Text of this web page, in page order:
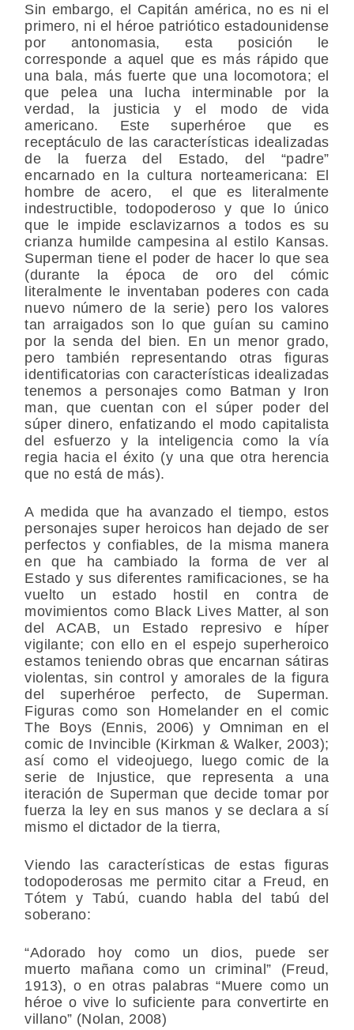
Sin embargo, el Capitán américa, no es ni el
primero, ni el héroe patriótico estadounidense
por antonomasia, esta posición le
corresponde a aquel que es más rápido que
una bala, más fuerte que una locomotora; el
que pelea una lucha interminable por la
verdad, la justicia y el modo de vida
americano. Este superhéroe que es
receptáculo de las características idealizadas
de la fuerza del Estado, del “padre”
encarnado en la cultura norteamericana: El
hombre de acero, el que es literalmente
indestructible, todopoderoso y que lo único
que le impide esclavizarnos a todos es su
crianza humilde campesina al estilo Kansas.
Superman tiene el poder de hacer lo que sea
(durante la época de oro del cómic
literalmente le inventaban poderes con cada
nuevo número de la serie) pero los valores
tan arraigados son lo que guían su camino
por la senda del bien. En un menor grado,
pero también representando otras figuras
identificatorias con características idealizadas
tenemos a personajes como Batman y Iron
man, que cuentan con el súper poder del
súper dinero, enfatizando el modo capitalista
del esfuerzo y la inteligencia como la vía
regia hacia el éxito (y una que otra herencia
que no está de más).
A medida que ha avanzado el tiempo, estos
personajes super heroicos han dejado de ser
perfectos y confiables, de la misma manera
en que ha cambiado la forma de ver al
Estado y sus diferentes ramificaciones, se ha
vuelto un estado hostil en contra de
movimientos como Black Lives Matter, al son
del ACAB, un Estado represivo e híper
vigilante; con ello en el espejo superheroico
estamos teniendo obras que encarnan sátiras
violentas, sin control y amorales de la figura
del superhéroe perfecto, de Superman.
Figuras como son Homelander en el comic
The Boys (Ennis, 2006) y Omniman en el
comic de Invincible (Kirkman & Walker, 2003);
así como el videojuego, luego comic de la
serie de Injustice, que representa a una
iteración de Superman que decide tomar por
fuerza la ley en sus manos y se declara a sí
mismo el dictador de la tierra,
Viendo las características de estas figuras
todopoderosas me permito citar a Freud, en
Tótem y Tabú, cuando habla del tabú del
soberano:
“Adorado hoy como un dios, puede ser
muerto mañana como un criminal” (Freud,
1913), o en otras palabras “Muere como un
héroe o vive lo suficiente para convertirte en
villano” (Nolan, 2008)